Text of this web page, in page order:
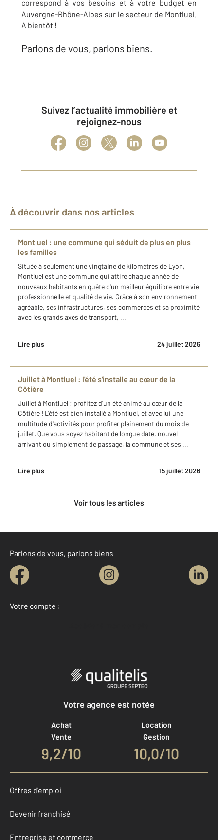
correspond à vos besoins et à votre budget en
Auvergne-Rhône-Alpes sur le secteur de Montluel.
A bientôt !
Parlons de vous, parlons biens.
Suivez l’actualité immobilière et
rejoignez-nous
À découvrir dans nos articles
Montluel : une commune qui séduit de plus en plus
les familles
Située à seulement une vingtaine de kilomètres de Lyon,
Montluel est une commune qui attire chaque année de
nouveaux habitants en quête d'un meilleur équilibre entre vie
professionnelle et qualité de vie. Grâce à son environnement
agréable, ses infrastructures, ses commerces et sa proximité
avec les grands axes de transport, ...
Lire plus 24 juillet 2026
Juillet à Montluel : l'été s'installe au cœur de la
Côtière
Juillet à Montluel : profitez d'un été animé au cœur de la
Côtière ! L'été est bien installé à Montluel, et avec lui une
multitude d'activités pour profiter pleinement du mois de
juillet. Que vous soyez habitant de longue date, nouvel
arrivant ou simplement de passage, la commune et ses ...
Lire plus 15 juillet 2026
Voir tous les articles
Parlons de vous, parlons biens
Votre compte :
Accéder à mon compte
Votre agence est notée
Achat
Vente
9,2/10
Location
Gestion
10,0/10
Offres d'emploi
Devenir franchisé
Entreprise et commerce